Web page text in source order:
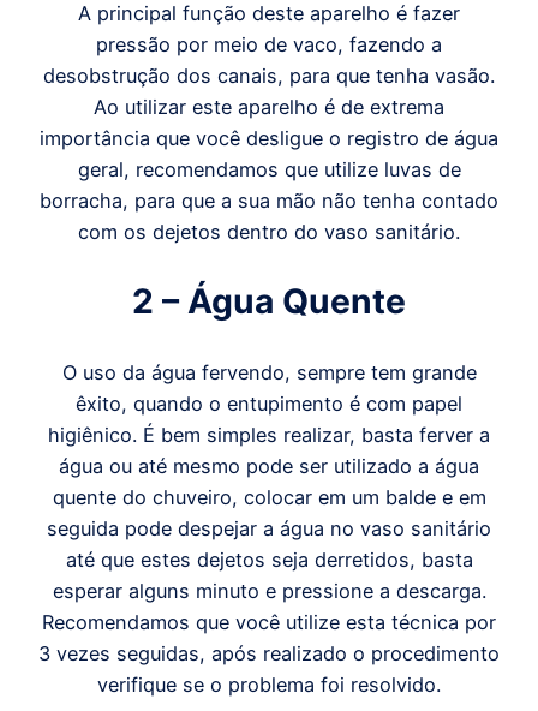
A principal função deste aparelho é fazer
pressão por meio de vaco, fazendo a
desobstrução dos canais, para que tenha vasão.
Ao utilizar este aparelho é de extrema
importância que você desligue o registro de água
geral, recomendamos que utilize luvas de
borracha, para que a sua mão não tenha contado
com os dejetos dentro do vaso sanitário.
2 – Água Quente
O uso da água fervendo, sempre tem grande
êxito, quando o entupimento é com papel
higiênico. É bem simples realizar, basta ferver a
água ou até mesmo pode ser utilizado a água
quente do chuveiro, colocar em um balde e em
seguida pode despejar a água no vaso sanitário
até que estes dejetos seja derretidos, basta
esperar alguns minuto e pressione a descarga.
Recomendamos que você utilize esta técnica por
3 vezes seguidas, após realizado o procedimento
verifique se o problema foi resolvido.